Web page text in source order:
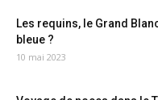
Les requins, le Grand
bleue ?
10 mai 2023